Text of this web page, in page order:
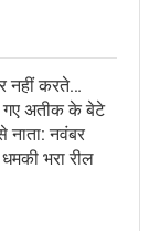
नहीं करते…
गए अतीक के बेटे
नाता: नवंबर
भरा रील